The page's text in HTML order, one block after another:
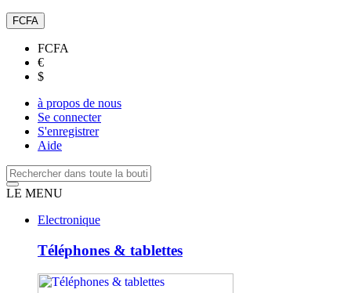
FCFA
FCFA
€
$
à propos de nous
Se connecter
S'enregistrer
Aide
LE MENU
Electronique
Téléphones & tablettes